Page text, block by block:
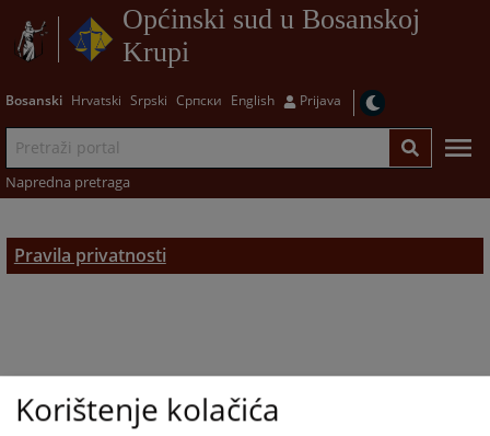
Općinski sud u Bosanskoj
Krupi
Bosanski Hrvatski Srpski Српски English Prijava
Napredna pretraga
Pravila privatnosti
Korištenje kolačića